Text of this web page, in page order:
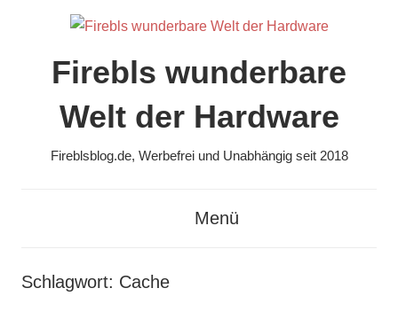
springenFirebls wunderbare
Welt der Hardware
Fireblsblog.de, Werbefrei und Unabhängig seit 2018
Menü
Schlagwort: Cache